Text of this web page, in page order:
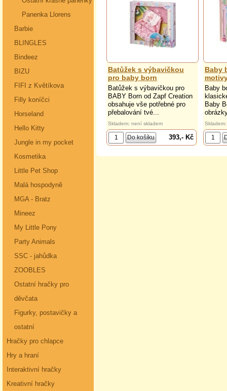
Panenka Llorens
Barbie
BLINGLES
Bindeez
BIZU
FIFI z Květíkova
Filly koníčci
Horseland
Hello Kitty
Jungle in my pocket
Kosmetika
Little Pet Shop
Malá hospodyně
MGA - Bratz
Mineez
My Little Pony
Party Animals
SSC - jahůdka
ZOOBLES
Ostatní hračky pro
děvčata
Figurky, postavičky a
ostatní
Hračky pro chlapce
Hry a hraní
Interaktivní hračky
Kreativní hračky
Batůžek s výbavičkou
pro baby born
Batůžek s výbavičkou pro
BABY Born od Zapf Creation
obsahuje vše potřebné pro
přebalování tvé...
Skladem: není skladem
393,- Kč
Baby
Baby
Baby